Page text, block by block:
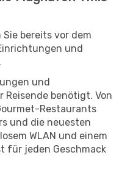
bereits vor dem
und
und
benötigt. Von
Restaurants
und die neuesten
WLAN und einem
für jeden Geschmack